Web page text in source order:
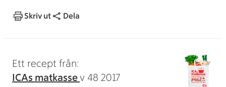
Skriv ut Dela
Ett recept från:
ICAs matkassev 48 2017